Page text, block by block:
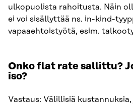
ulkopuolista rahoitusta. Näin
ei voi sisällyttää ns. in-kind-
vapaaehtoistyötä, esim.
Onko flat rate sallittu?
iso?
Vastaus: Välillisiä